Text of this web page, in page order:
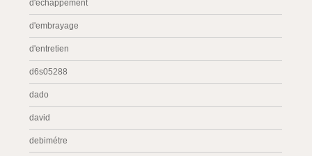
d'échappement
d'embrayage
d'entretien
d6s05288
dado
david
debimétre